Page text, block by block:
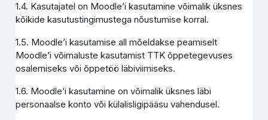
1.4. Kasutajatel on Moodle’i kasutamine võimalik üksnes
kõikide kasutustingimustega nõustumise korral.
1.5. Moodle’i kasutamise all mõeldakse peamiselt
Moodle’i võimaluste kasutamist TTK õppetegevuses
osalemiseks või õppetöö läbiviimiseks.
1.6. Moodle’i kasutamine on võimalik üksnes läbi
personaalse konto või külalisligipääsu vahendusel.